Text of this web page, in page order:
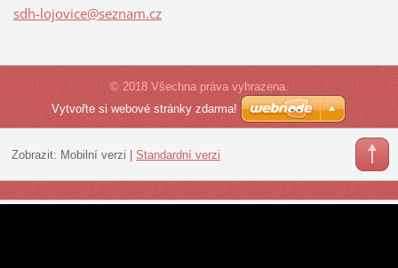
sdh-lojovice@seznam.cz
© 2018 Všechna práva vyhrazena.
Vytvořte si webové stránky zdarma!
Zobrazit: Mobilní verzi Standardní verzi